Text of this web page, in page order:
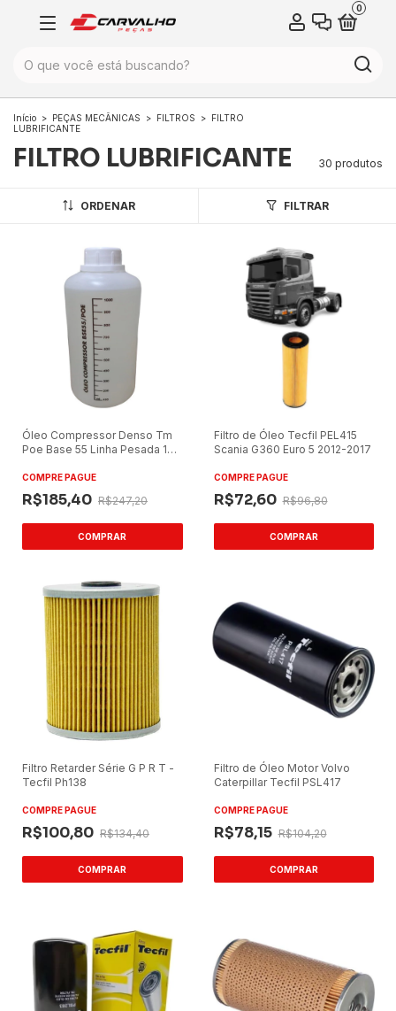
0
Início > PEÇAS MECÂNICAS > FILTROS > FILTRO
LUBRIFICANTE
FILTRO LUBRIFICANTE 30 produtos
ORDENAR FILTRAR
Óleo Compressor Denso Tm
Poe Base 55 Linha Pesada 1
COMPRE PAGUE
R$185,40 R$247,20
Filtro de Óleo Tecfil PEL415
Scania G360 Euro 5 2012-2017
COMPRE PAGUE
R$72,60 R$96,80
Filtro Retarder Série G P R T -
Tecfil Ph138
COMPRE PAGUE
R$100,80 R$134,40
Filtro de Óleo Motor Volvo
Caterpillar Tecfil PSL417
COMPRE PAGUE
R$78,15 R$104,20